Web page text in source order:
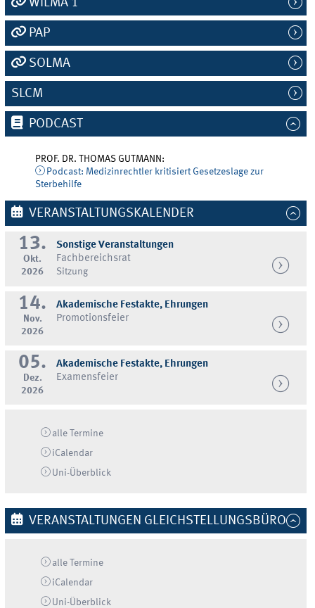
WILMA 1
PAP
SOLMA
SLCM
PODCAST
PROF. DR. THOMAS GUTMANN:
Podcast: Medizinrechtler kritisiert Gesetzeslage zur
Sterbehilfe
VERANSTALTUNGSKALENDER
13.
Okt.
2026
Sonstige Veranstaltungen
Fachbereichsrat
Sitzung
14.
Nov.
2026
Akademische Festakte, Ehrungen
Promotionsfeier
05.
Dez.
2026
Akademische Festakte, Ehrungen
Examensfeier
alle Termine
iCalendar
Uni-Überblick
VERANSTALTUNGEN GLEICHSTELLUNGSBÜRO
alle Termine
iCalendar
Uni-Überblick